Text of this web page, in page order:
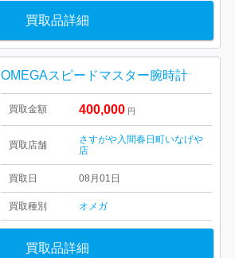
買取品詳細
OMEGAスピードマスター腕時計
買取金額 400,000 円
買取店舗
さすがや入間春日町いなげや
店
買取日 08月01日
買取種別 オメガ
買取品詳細